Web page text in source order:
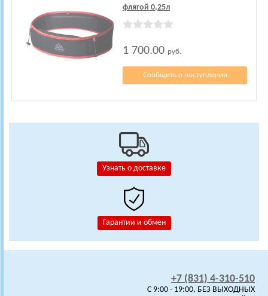
Узнать о доставке
Гарантии и обмен
флягой 0,25л
1 700.00 руб.
Сообщить о поступлении
+7 (831) 4-310-510
C 9:00 - 19:00, БЕЗ ВЫХОДНЫХ